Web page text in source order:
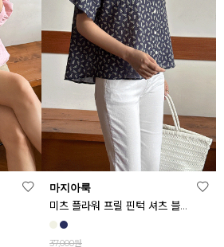
마지아룩
미츠 플라워 프릴 핀턱 셔츠 블라우스
37,000원